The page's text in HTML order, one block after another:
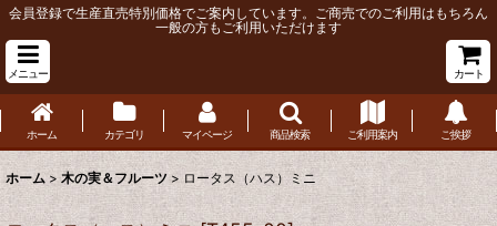
会員登録で生産直売特別価格でご案内しています。ご商売でのご利用はもちろん
一般の方もご利用いただけます
メニュー カート
ホーム カテゴリ マイページ 商品検索 ご利用案内 ご挨拶
ホーム > 木の実＆フルーツ > ロータス（ハス）ミニ